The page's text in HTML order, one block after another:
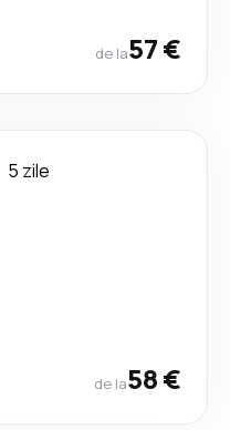
de la57 €
5 zile
de la58 €